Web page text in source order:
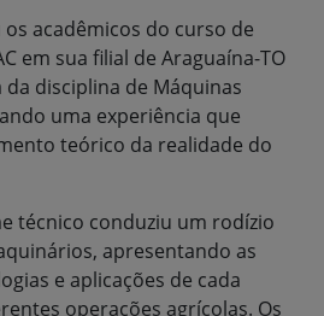
acadêmicos do curso de
em sua filial de Araguaína-TO
disciplina de Máquinas
uma experiência que
teórico da realidade do
técnico conduziu um rodízio
apresentando as
e aplicações de cada
operações agrícolas. Os